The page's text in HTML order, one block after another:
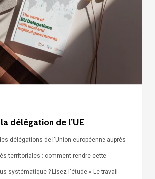
délégation de l’UE
délégations de l'Union européenne auprès
territoriales : comment rendre cette
systématique ? Lisez l'étude « Le travail